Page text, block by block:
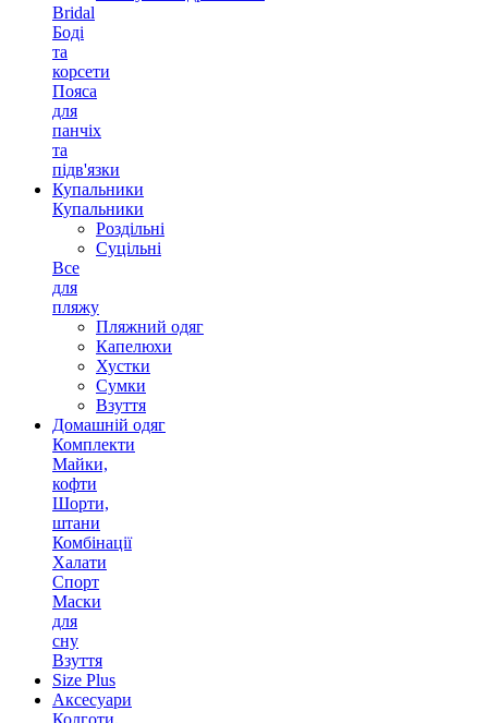
Bridal
Боді
та
корсети
Пояса
для
панчіх
та
підв'язки
Купальники
Купальники
Роздільні
Суцільні
Все
для
пляжу
Пляжний одяг
Капелюхи
Хустки
Сумки
Взуття
Домашній одяг
Комплекти
Майки,
кофти
Шорти,
штани
Комбінації
Халати
Спорт
Маски
для
сну
Взуття
Size Plus
Аксесуари
Колготи,